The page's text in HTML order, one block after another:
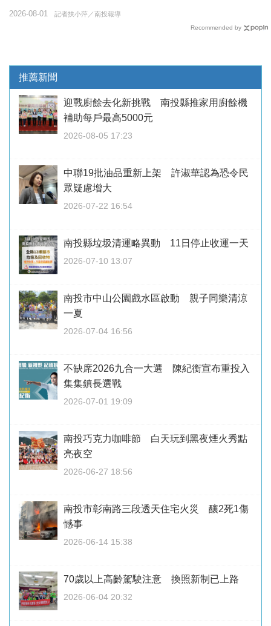
記者扶小萍／南投報導
2026-08-01
Recommended by
推薦新聞
迎戰廚餘去化新挑戰 南投縣推家用廚餘機
補助每戶最高5000元
2026-08-05 17:23
中聯19批油品重新上架 許淑華認為恐令民
眾疑慮增大
2026-07-22 16:54
南投縣垃圾清運略異動 11日停止收運一天
2026-07-10 13:07
南投市中山公園戲水區啟動 親子同樂清涼
一夏
2026-07-04 16:56
不缺席2026九合一大選 陳紀衡宣布重投入
集集鎮長選戰
2026-07-01 19:09
南投巧克力咖啡節 白天玩到黑夜煙火秀點
亮夜空
2026-06-27 18:56
南投市彰南路三段透天住宅火災 釀2死1傷
憾事
2026-06-14 15:38
70歲以上高齡駕駛注意 換照新制已上路
2026-06-04 20:32